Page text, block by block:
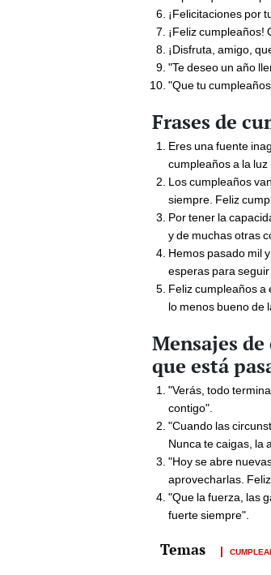
¡Felicitaciones por
¡Feliz cumpleaños!
¡Disfruta, amigo,
"Te deseo un año
"Que tu
Frases de
Eres una fuente
cumpleaños a la
Los cumpleaños
siempre. Feliz
Por tener la
y de muchas otras
Hemos pasado mil
esperas para
Feliz cumpleaños a
lo menos bueno de
Mensajes
que está
"Verás, todo
contigo".
"Cuando las
Nunca te caigas, la
"Hoy se abre
aprovecharlas.
"Que la fuerza, las
fuerte siempre".